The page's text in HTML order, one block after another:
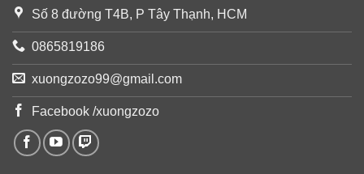
Số 8 đường T4B, P Tây Thạnh, HCM
0865819186
xuongzozo99@gmail.com
Facebook /xuongzozo